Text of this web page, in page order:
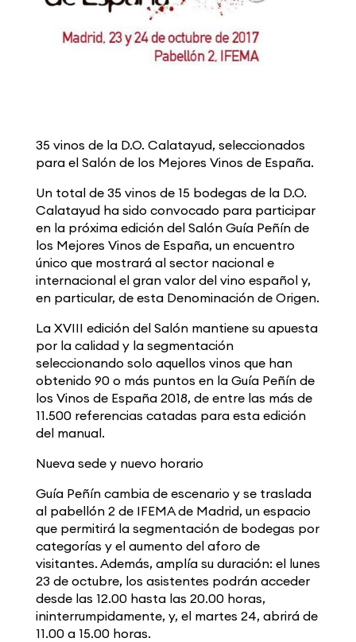
35 vinos de la D.O. Calatayud, seleccionados
para el Salón de los Mejores Vinos de España.
Un total de 35 vinos de 15 bodegas de la D.O.
Calatayud ha sido convocado para participar
en la próxima edición del Salón Guía Peñín de
los Mejores Vinos de España, un encuentro
único que mostrará al sector nacional e
internacional el gran valor del vino español y,
en particular, de esta Denominación de Origen.
La XVIII edición del Salón mantiene su apuesta
por la calidad y la segmentación
seleccionando solo aquellos vinos que han
obtenido 90 o más puntos en la Guía Peñín de
los Vinos de España 2018, de entre las más de
11.500 referencias catadas para esta edición
del manual.
Nueva sede y nuevo horario
Guía Peñín cambia de escenario y se traslada
al pabellón 2 de IFEMA de Madrid, un espacio
que permitirá la segmentación de bodegas por
categorías y el aumento del aforo de
visitantes. Además, amplía su duración: el lunes
23 de octubre, los asistentes podrán acceder
desde las 12.00 hasta las 20.00 horas,
ininterrumpidamente, y, el martes 24, abrirá de
11.00 a 15.00 horas.